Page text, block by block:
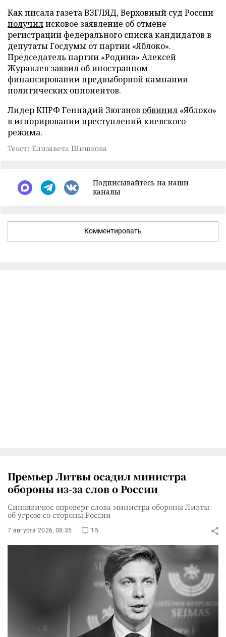
Как писала газета ВЗГЛЯД, Верховный суд России
получилисковое заявление об отмене
регистрации федерального списка кандидатов в
депутаты Госдумы от партии «Яблоко».
Председатель партии «Родина» Алексей
Журавлев заявил об иностранном
финансировании предвыборной кампании
политических оппонентов.
Лидер КПРФ Геннадий Зюганов обвинил «Яблоко»
в игнорировании преступлений киевского
режима.
Текст: Елизавета Шишкова
Подписывайтесь на наши
каналы
Комментировать
Премьер Литвы осадил министра
обороны из-за слов о России
Синкявичюс опроверг слова министра обороны Ливты
об угрозе со стороны России
7 августа 2026, 08:35 15